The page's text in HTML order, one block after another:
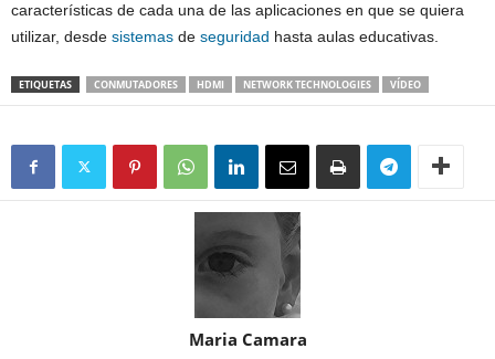
características de cada una de las aplicaciones en que se quiera
utilizar, desde sistemas de seguridad hasta aulas educativas.
ETIQUETAS CONMUTADORES HDMI NETWORK TECHNOLOGIES VÍDEO
Maria Camara